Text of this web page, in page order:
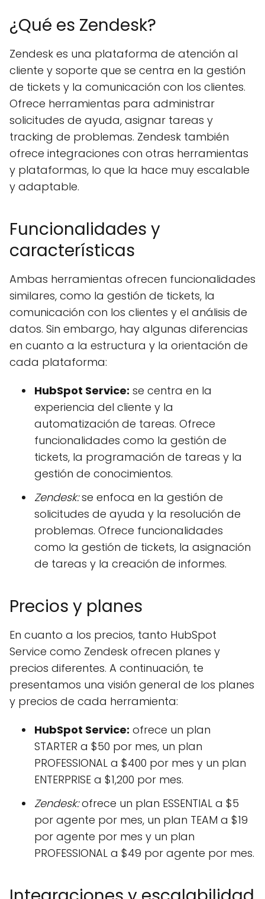
¿Qué es Zendesk?
Zendesk es una plataforma de atención al
cliente y soporte que se centra en la gestión
de tickets y la comunicación con los clientes.
Ofrece herramientas para administrar
solicitudes de ayuda, asignar tareas y
tracking de problemas. Zendesk también
ofrece integraciones con otras herramientas
y plataformas, lo que la hace muy escalable
y adaptable.
Funcionalidades y
características
Ambas herramientas ofrecen funcionalidades
similares, como la gestión de tickets, la
comunicación con los clientes y el análisis de
datos. Sin embargo, hay algunas diferencias
en cuanto a la estructura y la orientación de
cada plataforma:
HubSpot Service: se centra en la
experiencia del cliente y la
automatización de tareas. Ofrece
funcionalidades como la gestión de
tickets, la programación de tareas y la
gestión de conocimientos.
Zendesk:se enfoca en la gestión de
solicitudes de ayuda y la resolución de
problemas. Ofrece funcionalidades
como la gestión de tickets, la asignación
de tareas y la creación de informes.
Precios y planes
En cuanto a los precios, tanto HubSpot
Service como Zendesk ofrecen planes y
precios diferentes. A continuación, te
presentamos una visión general de los planes
y precios de cada herramienta:
HubSpot Service: ofrece un plan
STARTER a $50 por mes, un plan
PROFESSIONAL a $400 por mes y un plan
ENTERPRISE a $1,200 por mes.
Zendesk:ofrece un plan ESSENTIAL a $5
por agente por mes, un plan TEAM a $19
por agente por mes y un plan
PROFESSIONAL a $49 por agente por mes.